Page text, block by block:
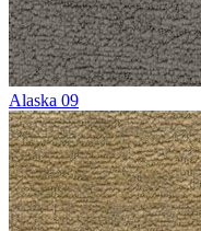
Alaska 09